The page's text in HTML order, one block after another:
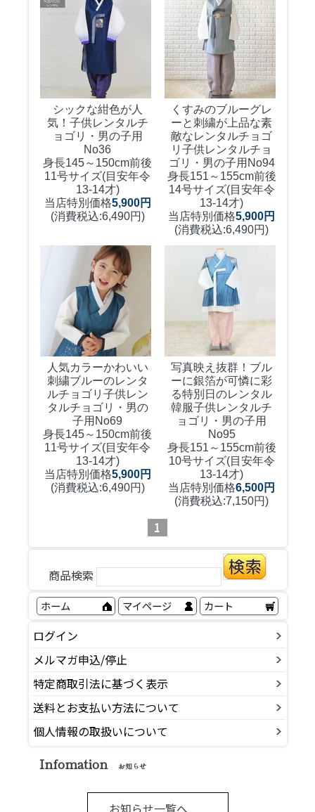
シックな紺色が人
気！ 子供レンタルチ
ョゴリ・男の子用
No36
身長145～150cm前後
11号サイズ(目安年令
13-14才)
当店特別価格5,900円
(消費税込:6,490円)
くすみのブルーグレ
ーと刺繍が上品な素
敵なレンタルチョゴ
リ子供レンタルチョ
ゴリ・男の子用No94
身長151～155cm前後
14号サイズ(目安年令
13-14才)
当店特別価格5,900円
(消費税込:6,490円)
人気カラーかわいい
刺繍ブルーのレンタ
ルチョゴリ 子供レン
タルチョゴリ・男の
子用No69
身長145～150cm前後
11号サイズ(目安年令
13-14才)
当店特別価格5,900円
(消費税込:6,490円)
写真映え抜群！ブル
ーに銀箔が可憐に彩
る特別日のレンタル
韓服子供レンタルチ
ョゴリ・男の子用
No95
身長151～155cm前後
10号サイズ(目安年令
13-14才)
当店特別価格6,500円
(消費税込:7,150円)
1
商品検索
ホーム マイページ カート
ログイン
メルマガ申込/停止
特定商取引法に基づく表示
送料とお支払い方法について
個人情報の取扱いについて
Infomation お知らせ
お知らせ一覧へ